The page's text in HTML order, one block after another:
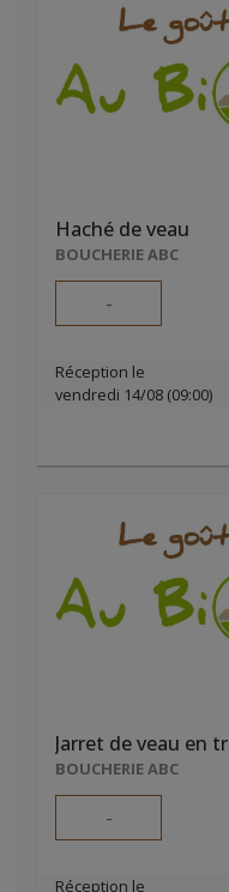
Haché de veau
BOUCHERIE ABC
-
Réception le
vendredi 14/08 (09:00)
Jarret de veau en
BOUCHERIE ABC
-
Réception le